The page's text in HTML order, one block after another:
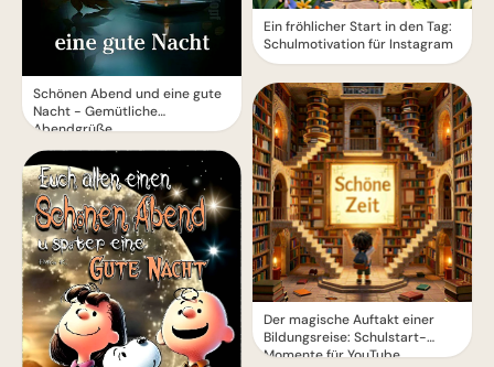
Schönen Abend und eine gute
Nacht - Gemütliche
Abendgrüße
Ein fröhlicher Start in den Tag:
Schulmotivation für Instagram
Der magische Auftakt einer
Bildungsreise: Schulstart-
Momente für YouTube